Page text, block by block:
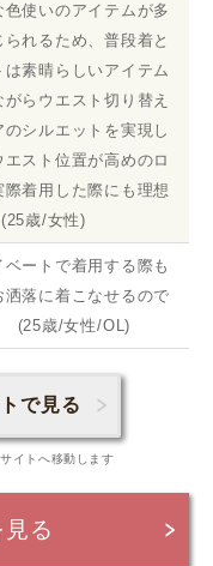
使いのアイテムが多
れるため、普段着と
素晴らしいアイテム
らウエスト切り替え
シルエットを実現し
スト位置が高めのロ
着用した際にも理想
歳/女性)
ートで着用する際も
落に着こなせるので
(25歳/女性/OL)
で見る
イトへ移動します
る